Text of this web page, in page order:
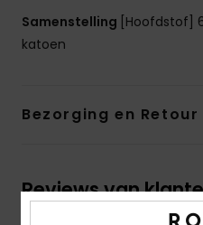
Samenstelling [Hoofdstof]
katoen
Bezorging en Retour
Reviews van